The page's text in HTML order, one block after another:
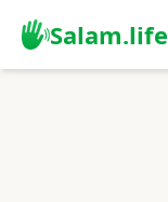
Salam.life